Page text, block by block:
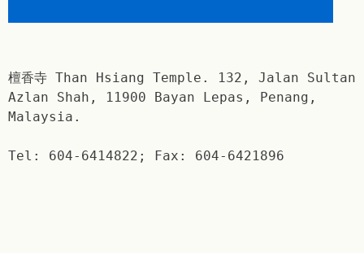
檀香寺 Than Hsiang Temple. 132, Jalan Sultan
Azlan Shah, 11900 Bayan Lepas, Penang,
Malaysia.
Tel: 604-6414822; Fax: 604-6421896